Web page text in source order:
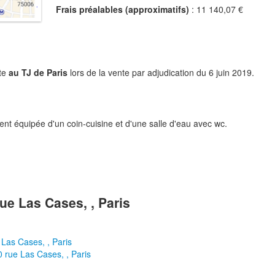
Frais préalables (approximatifs) : 11 140,07 €
au TJ de Paris lors de la vente par adjudication du 6 juin 2019.
équipée d'un coin-cuisine et d'une salle d'eau avec wc.
Las Cases, , Paris
Cases, , Paris
rue Las Cases, , Paris